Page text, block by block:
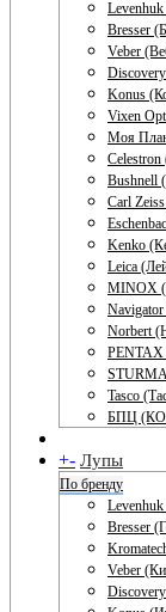
Bresser
Veber
Konus
Vixen
Моя
Celestron
Bushnell
Carl
Kenko
Leica
MINOX
Norbert
PENTAX
Tasco
БПЦ
+- Лупы
По бренду
Bresser
Veber